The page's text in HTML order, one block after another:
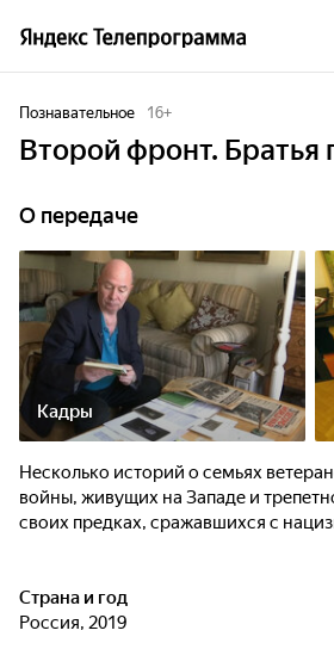
Познавательное 16+
Второй фронт. Братья
О передаче
Кадры
Несколько историй о семьях
войны, живущих на Западе и
своих предках, сражавшихся с
Страна и год
Россия, 2019